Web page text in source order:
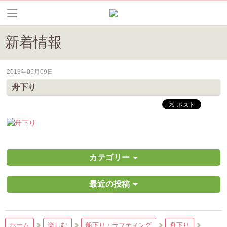
新着情報
皆野町のイベントやお祭り、花情報等の最新情報や観光協会会員情報
2013年05月09日
舟下り
カテゴリー
最近の投稿
ホーム 楽しむ 船下り・ラフティング 舟下り